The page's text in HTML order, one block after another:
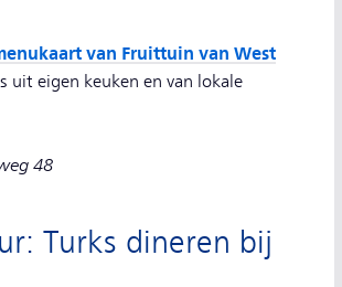
van Fruittuin van West
uit eigen keuken en van lokale
48
Turks dineren bij